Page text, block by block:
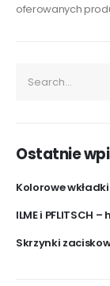
oferowanych
Ostatnie
Kolorowe
ILME i PFLITSCH
Skrzynki